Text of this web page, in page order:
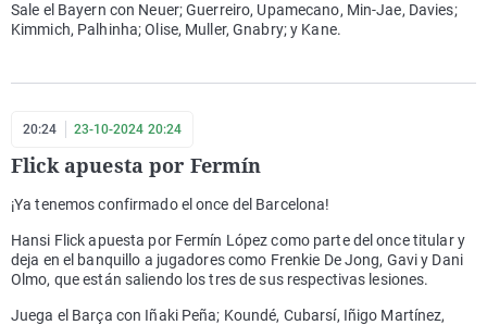
Sale el Bayern con Neuer; Guerreiro, Upamecano, Min-Jae, Davies;
Kimmich, Palhinha; Olise, Muller, Gnabry; y Kane.
20:24 23-10-2024 20:24
Flick apuesta por Fermín
¡Ya tenemos confirmado el once del Barcelona!
Hansi Flick apuesta por Fermín López como parte del once titular y
deja en el banquillo a jugadores como Frenkie De Jong, Gavi y Dani
Olmo, que están saliendo los tres de sus respectivas lesiones.
Juega el Barça con Iñaki Peña; Koundé, Cubarsí, Iñigo Martínez,